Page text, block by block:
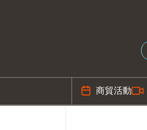
商貿活動